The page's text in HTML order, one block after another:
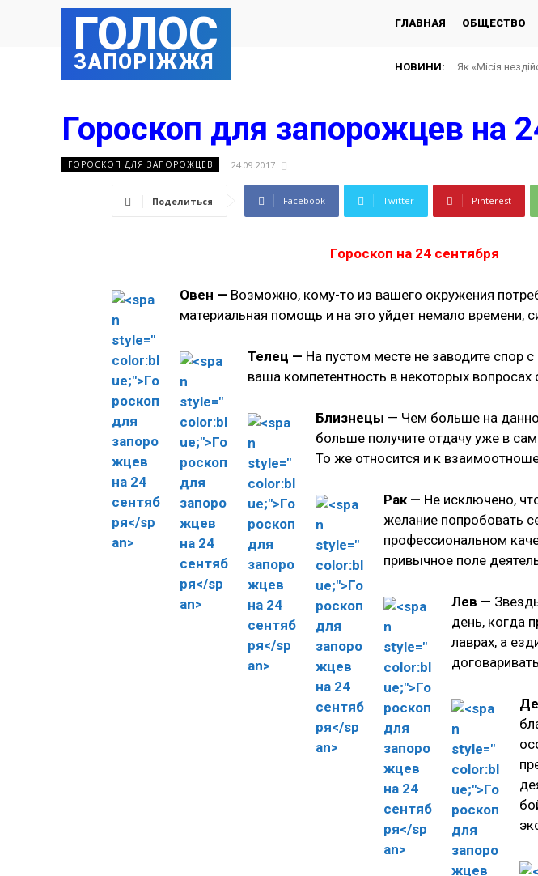
ГОЛОС
ЗАПОРІЖЖЯ
ГЛАВНАЯ ОБЩЕСТВО
НОВИНИ: Як «Місія
Гороскоп для запорожцев на
ГОРОСКОП ДЛЯ ЗАПОРОЖЦЕВ 24.09.2017
Поделиться Facebook Twitter Pinterest
Гороскоп на 24 сентября
Овен — Возможно, кому-то из вашего окружения
материальная помощь и на это уйдет немало времени,
Телец — На пустом месте не заводите спор
ваша компетентность в некоторых вопросах
Близнецы — Чем больше на
больше получите отдачу уже в
То же относится и к
Рак — Не исключено,
желание попробовать
профессиональном
привычное поле
Лев —
день, когда
лаврах, а